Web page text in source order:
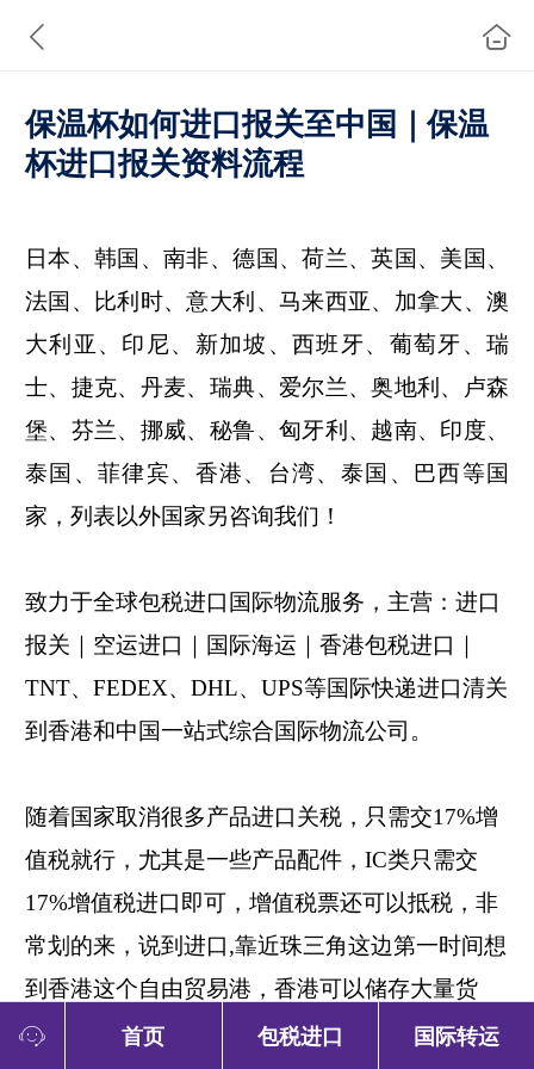
保温杯如何进口报关至中国｜保温
杯进口报关资料流程
日本、韩国、南非、德国、荷兰、英国、美国、
法国、比利时、意大利、马来西亚、加拿大、澳
大利亚、印尼、 新加坡 、西班牙、葡萄牙、瑞
士、 捷克、 丹麦、瑞典、爱尔兰、奥地利、卢森
堡、芬兰、挪威、 秘鲁、 匈牙利、越南、 印度、
泰国、菲律宾、 香港、 台湾、泰国、 巴西等国
家 ，列表以外国家另咨询我们！
致力于全球包税进口 国际物流服务，主营： 进口
报关 ｜空运进口｜国际海运｜ 香港包税进口
TNT、FEDEX、DHL、UPS等国际快递进口清关
到香港和中国一站式综合国际物流公司 。
随着国家取消很多产品进口关税 ，只需交17%增
值税就行，尤其是一些产品配件，IC类只需交
17%增值税进口即可，增值税票还可以抵税，非
常划的来，说到进口,靠近珠三角这边第一时间想
到香港这个自由贸易港，香港可以储存大量货
物，
手续简单，可以从香港 进口到大陆
首页 包税进口 国际转运